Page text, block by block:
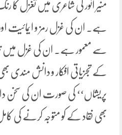
منیر انور کی شاعری میں تغزل کا
ہے. ان کی غزل رمز و ایمائیت اور
سے معمور ہے. ان کی غزل میں
کے تجزیاتی افکار و دانش مندی
پریشاں‘‘ کی صورت ان کی سخن
بھی نقاد کے کو متوجہ کرنے کی